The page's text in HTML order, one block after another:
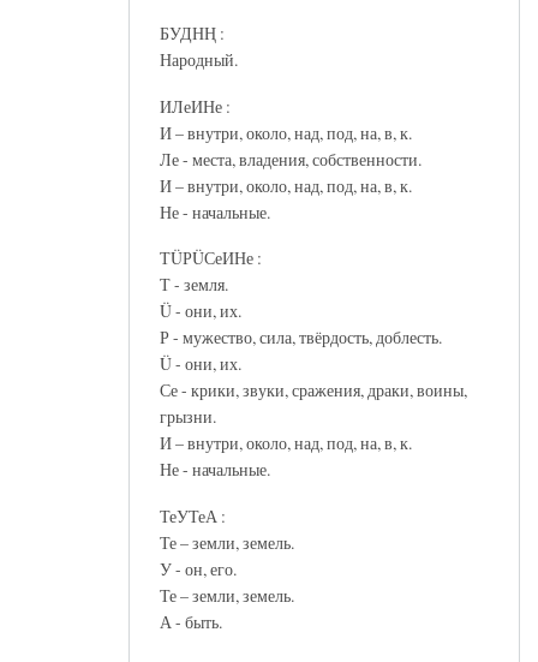
БУДНҢ :
Народный.
ИЛеИНе :
И – внутри, около, над, под, на, в, к.
Ле - места, владения, собственности.
И – внутри, около, над, под, на, в, к.
Не - начальные.
ТÜРÜСеИНе :
Т - земля.
Ü - они, их.
Р - мужество, сила, твёрдость, доблесть.
Ü - они, их.
Се - крики, звуки, сражения, драки, воины,
грызни.
И – внутри, около, над, под, на, в, к.
Не - начальные.
ТеУТеА :
Те – земли, земель.
У - он, его.
Те – земли, земель.
А - быть.